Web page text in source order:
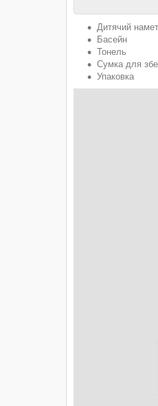
Дитячий
Басейн
Тонель
Сумка для
Упаковка